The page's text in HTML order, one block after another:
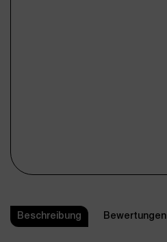
Beschreibung Bewertungen